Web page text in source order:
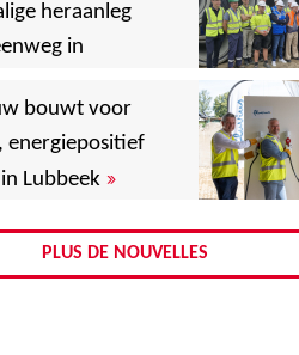
,
,
heraanleg
in
,
,
bouwt voor
energiepositief
Lubbeek »
PLUS DE NOUVELLES